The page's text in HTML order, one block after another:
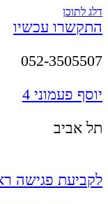
דלג לתוכן
התקשרו עכשיו
052-3505507
יוסף פעמוני 4
תל אביב
לקביעת פגישה